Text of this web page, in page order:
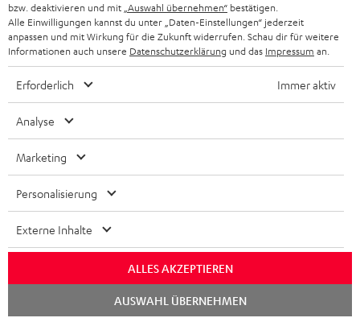
BLUETOOTH-LAUTSPRECHER
KOPFHÖRER
BLUETOOTH-KOPFHÖRER
STEREOANLAGEN
LAUTSPRECHER
ULTIMA-SERIE
IN-EAR-KOPFHÖRER
PARTNERPROGRAMM
BLOG
NEWSLETTER
STORES
DEINE VORTEILE BEI TEUFEL
TEUFEL STORY
UNSER MANAGEMENT
SCHWEIZ
NIEDERLANDE
FRANKREICH
POLEN
SPANIEN
Technische Änderungen, Tippfehler und Irrtum vorbehalten. Das auf unseren
Fotos abgebildete Zubehör ist nicht im Lieferumfang enthalten. Etwaige
Entsorgungsgebühren für Batterien sind im Preis inbegriffen.
bzw. deaktivieren und mit „Auswahl übernehmen“ bestätigen.
Alle Einwilligungen kannst du unter „Daten-Einstellungen“ jederzeit
anpassen und mit Wirkung für die Zukunft widerrufen. Schau dir für weitere
Informationen auch unsere Datenschutzerklärung und das Impressum an.
Erforderlich Immer aktiv
Analyse
Marketing
Personalisierung
Externe Inhalte
ALLES AKZEPTIEREN
AUSWAHL ÜBERNEHMEN